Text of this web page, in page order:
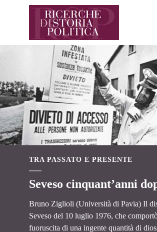
TRA PASSATO E PRESENTE
Seveso cinquant’anni
Bruno Ziglioli (Università di Pavia) Il
Seveso del 10 luglio 1976, che
fuoruscita di una ingente quantità di